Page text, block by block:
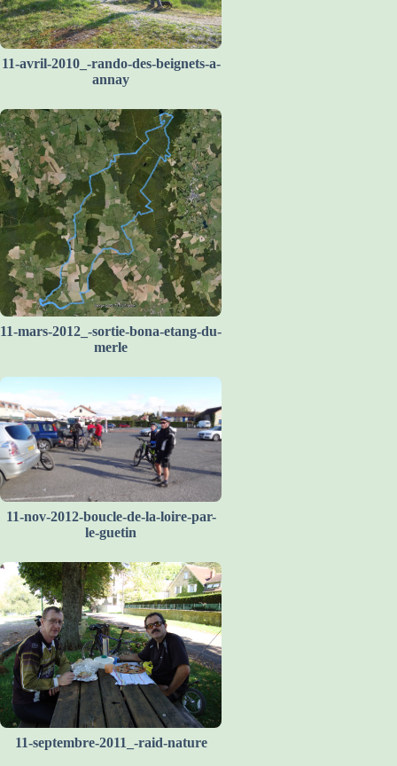
11-avril-2010_-rando-des-beignets-a-
annay
11-mars-2012_-sortie-bona-etang-du-
merle
11-nov-2012-boucle-de-la-loire-par-
le-guetin
11-septembre-2011_-raid-nature